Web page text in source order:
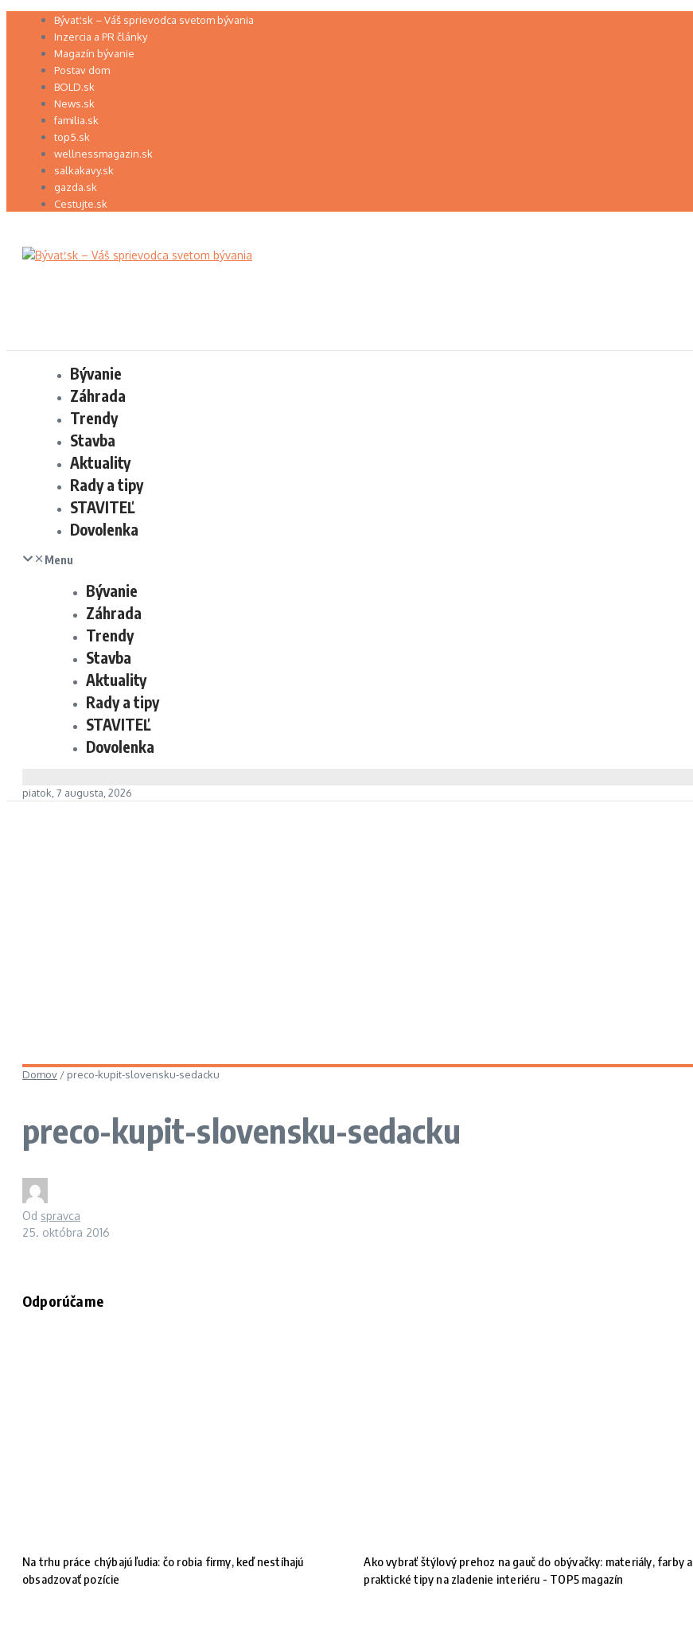
Preskočiť Bývať.sk – Váš sprievodca svetom bývania
Inzercia a PR články
Magazín bývanie
Postav dom
BOLD.sk
News.sk
familia.sk
top5.sk
wellnessmagazin.sk
salkakavy.sk
gazda.sk
Cestujte.sk
Bývanie
Záhrada
Trendy
Stavba
Aktuality
Rady a tipy
STAVITEĽ
Dovolenka
Menu
Bývanie
Záhrada
Trendy
Stavba
Aktuality
Rady a tipy
STAVITEĽ
Dovolenka
piatok, 7 augusta, 2026
Domov / preco-kupit-slovensku-sedacku
preco-kupit-slovensku-sedacku
Od spravca
25. októbra 2016
Odporúčame
Na trhu práce chýbajú ľudia: čo robia firmy, keď nestíhajú
obsadzovať pozície
Ako vybrať štýlový prehoz na gauč do obývačky: materiály, farby a
praktické tipy na zladenie interiéru - TOP5 magazín